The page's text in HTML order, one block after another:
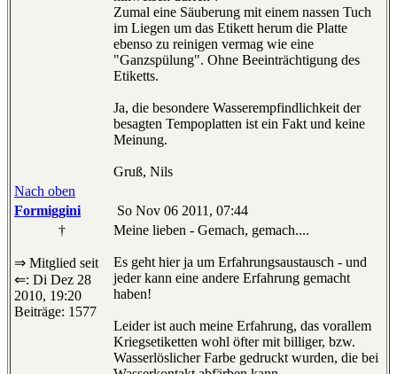
Zumal eine Säuberung mit einem nassen Tuch
im Liegen um das Etikett herum die Platte
ebenso zu reinigen vermag wie eine
"Ganzspülung". Ohne Beeinträchtigung des
Etiketts.
Ja, die besondere Wasserempfindlichkeit der
besagten Tempoplatten ist ein Fakt und keine
Meinung.
Gruß, Nils
Nach oben
Formiggini
So Nov 06 2011, 07:44
†
⇒ Mitglied seit
⇐: Di Dez 28
2010, 19:20
Beiträge: 1577
Meine lieben - Gemach, gemach....
Es geht hier ja um Erfahrungsaustausch - und
jeder kann eine andere Erfahrung gemacht
haben!
Leider ist auch meine Erfahrung, das vorallem
Kriegsetiketten wohl öfter mit billiger, bzw.
Wasserlöslicher Farbe gedruckt wurden, die bei